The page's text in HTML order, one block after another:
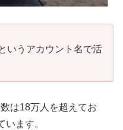
いうアカウント名で活
は18万人を超えてお
ます。